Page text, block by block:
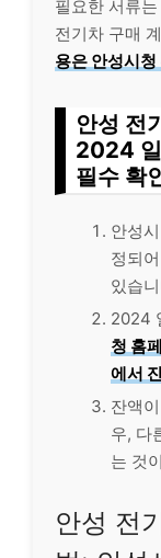
필요한 서류
전기차 구매
용은 안성시
안성 전
2024
필수 확
안성
정되
있습
2024
청 홈
에서
잔액
우, 다
는 것
안성 전